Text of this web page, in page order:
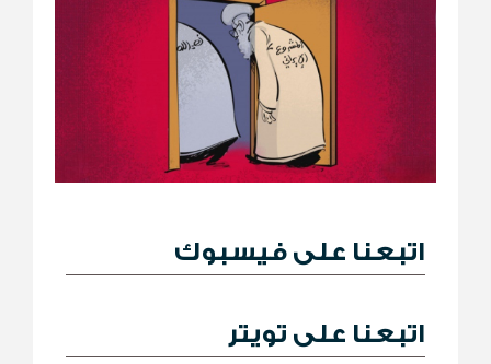
اتبعنا على فيسبوك
اتبعنا على تويتر